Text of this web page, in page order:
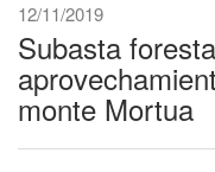
12/11/2019
Subasta
monte Mortua